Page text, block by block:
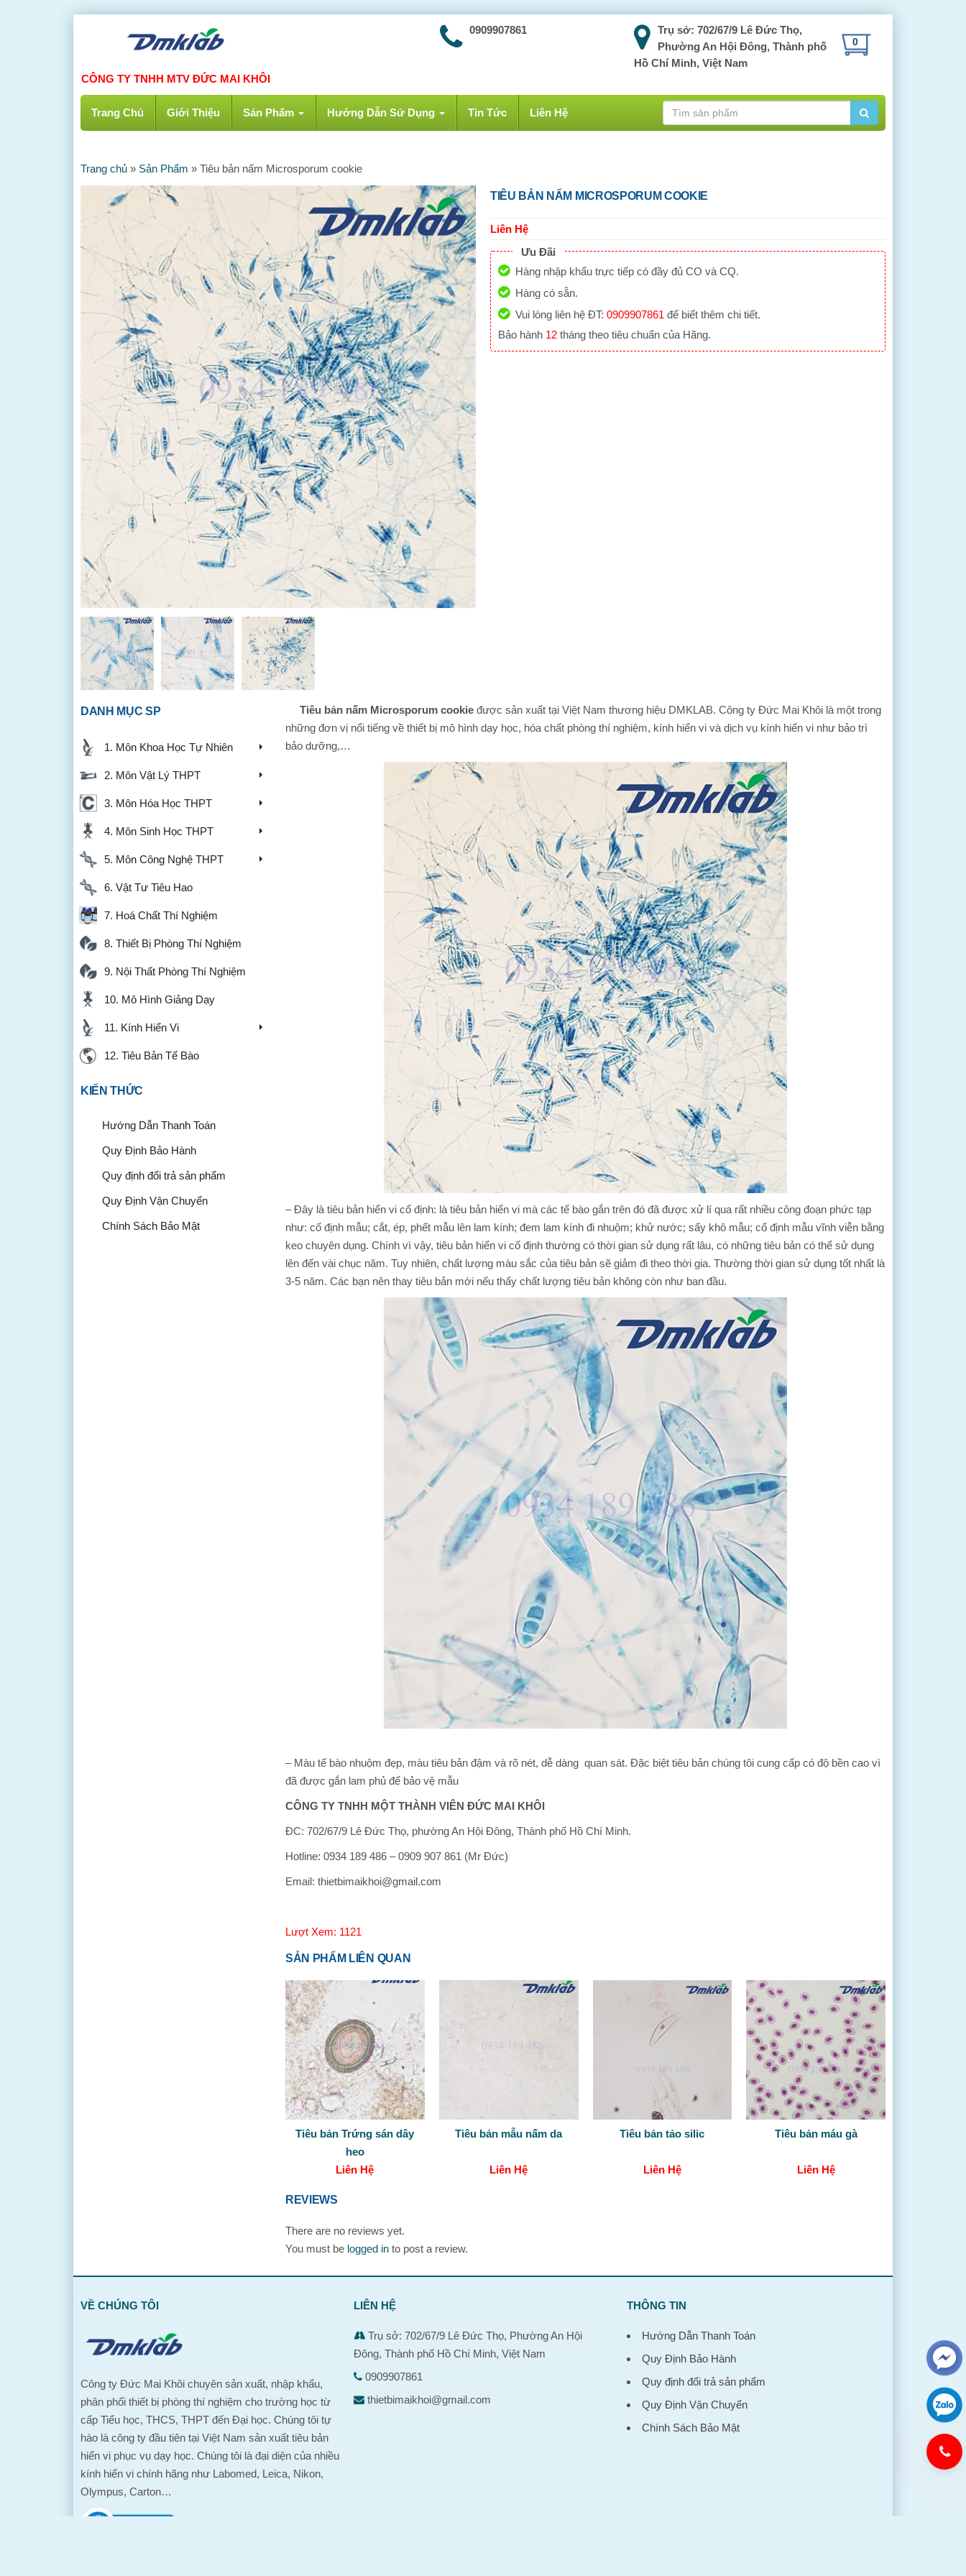
CÔNG TY TNHH MTV ĐỨC MAI KHÔI
0909907861
Trụ sở: 702/67/9 Lê Đức Thọ,
Phường An Hội Đông, Thành phố
Hồ Chí Minh, Việt Nam
0
Trang Chủ Giới Thiệu Sản Phẩm Hướng Dẫn Sử Dụng Tin Tức Liên Hệ
Trang chủ » Sản Phẩm » Tiêu bản nấm Microsporum cookie
TIÊU BẢN NẤM MICROSPORUM COOKIE
Liên Hệ
Ưu Đãi
Hàng nhập khẩu trực tiếp có đầy đủ CO và CQ.
Hàng có sẵn.
Vui lòng liên hệ ĐT: 0909907861 để biết thêm chi tiết.
Bảo hành 12 tháng theo tiêu chuẩn của Hãng.
DANH MỤC SP
1. Môn Khoa Học Tự Nhiên
2. Môn Vật Lý THPT
3. Môn Hóa Học THPT
4. Môn Sinh Học THPT
5. Môn Công Nghệ THPT
6. Vật Tư Tiêu Hao
7. Hoá Chất Thí Nghiệm
8. Thiết Bị Phòng Thí Nghiệm
9. Nội Thất Phòng Thí Nghiệm
10. Mô Hình Giảng Dạy
11. Kính Hiển Vi
12. Tiêu Bản Tế Bào
KIẾN THỨC
Hướng Dẫn Thanh Toán
Quy Định Bảo Hành
Quy định đổi trả sản phẩm
Quy Định Vận Chuyển
Chính Sách Bảo Mật
Tiêu bản nấm Microsporum cookie được sản xuất tại Việt Nam thương hiệu DMKLAB. Công ty Đức Mai Khôi là một trong
những đơn vị nổi tiếng về thiết bị mô hình dạy học, hóa chất phòng thí nghiệm, kính hiển vi và dịch vụ kính hiển vi như bảo trì
bảo dưỡng,…
– Đây là tiêu bản hiển vi cố định: là tiêu bản hiển vi mà các tế bào gắn trên đó đã được xử lí qua rất nhiều công đoạn phức tạp
như: cố định mẫu; cắt, ép, phết mẫu lên lam kính; đem lam kính đi nhuộm; khử nước; sấy khô mẫu; cố định mẫu vĩnh viễn bằng
keo chuyên dụng. Chính vì vậy, tiêu bản hiển vi cố định thường có thời gian sử dụng rất lâu, có những tiêu bản có thể sử dụng
lên đến vài chục năm. Tuy nhiên, chất lượng màu sắc của tiêu bản sẽ giảm đi theo thời gia. Thường thời gian sử dụng tốt nhất là
3-5 năm. Các bạn nên thay tiêu bản mới nếu thấy chất lượng tiêu bản không còn như ban đầu.
– Màu tế bào nhuộm đẹp, màu tiêu bản đậm và rõ nét, dễ dàng quan sát. Đặc biệt tiêu bản chúng tôi cung cấp có độ bền cao vì
đã được gắn lam phủ để bảo vệ mẫu
CÔNG TY TNHH MỘT THÀNH VIÊN ĐỨC MAI KHÔI
ĐC: 702/67/9 Lê Đức Thọ, phường An Hội Đông, Thành phố Hồ Chí Minh.
Hotline: 0934 189 486 – 0909 907 861 (Mr Đức)
Email: thietbimaikhoi@gmail.com
Lượt Xem: 1121
SẢN PHẨM LIÊN QUAN
Tiêu bản Trứng sán dây
heo
Liên Hệ
Tiêu bản mẫu nấm da
Liên Hệ
Tiêu bản tảo silic
Liên Hệ
Tiêu bản máu gà
Liên Hệ
REVIEWS
There are no reviews yet.
You must be logged in to post a review.
VỀ CHÚNG TÔI
Công ty Đức Mai Khôi chuyên sản xuất, nhập khẩu,
phân phối thiết bị phòng thí nghiệm cho trường học từ
cấp Tiểu học, THCS, THPT đến Đại học. Chúng tôi tự
hào là công ty đầu tiên tại Việt Nam sản xuất tiêu bản
hiển vi phục vụ dạy học. Chúng tôi là đại diện của nhiều
kính hiển vi chính hãng như Labomed, Leica, Nikon,
Olympus, Carton…
LIÊN HỆ
Trụ sở: 702/67/9 Lê Đức Thọ, Phường An Hội
Đông, Thành phố Hồ Chí Minh, Việt Nam
0909907861
thietbimaikhoi@gmail.com
THÔNG TIN
Hướng Dẫn Thanh Toán
Quy Định Bảo Hành
Quy định đổi trả sản phẩm
Quy Định Vận Chuyển
Chính Sách Bảo Mật